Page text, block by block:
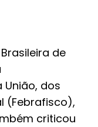
de
dos
(Febrafisco),
criticou